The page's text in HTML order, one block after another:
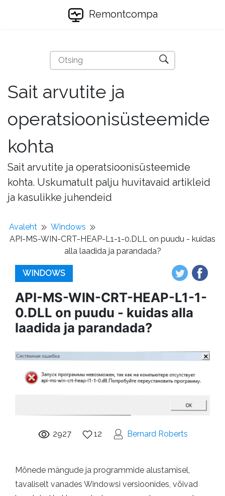
Remontcompa
Sait arvutite ja
operatsioonisüsteemide
kohta
Sait arvutite ja operatsioonisüsteemide
kohta. Uskumatult palju huvitavaid artikleid
ja kasulikke juhendeid
Avaleht
Windows
API-MS-WIN-CRT-HEAP-L1-1-0.DLL on puudu - kuidas
alla laadida ja parandada?
WINDOWS
API-MS-WIN-CRT-HEAP-L1-1-
0.DLL on puudu - kuidas alla
laadida ja parandada?
2927 12 Bernard Roberts
Mõnede mängude ja programmide alustamisel,
tavaliselt vanades Windowsi versioonides, võivad